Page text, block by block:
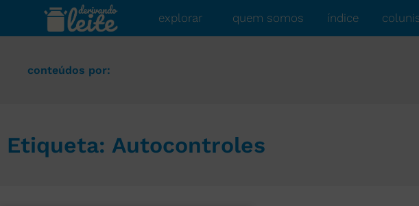
explorar quem somos índice
conteúdos por:
Etiqueta: Autocontroles